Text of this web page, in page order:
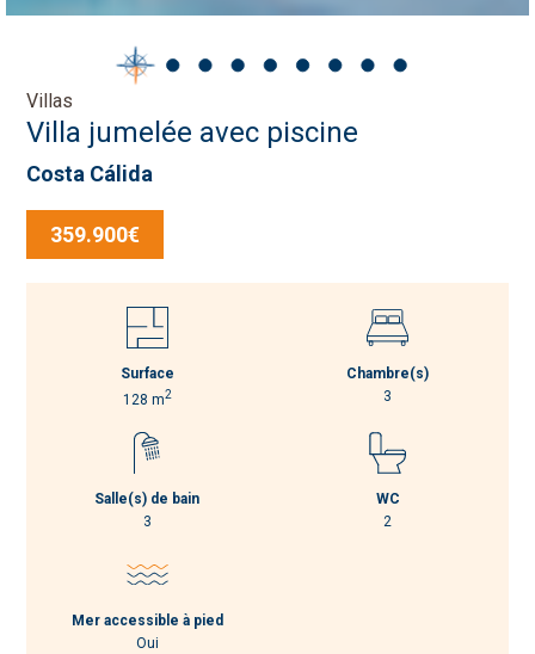
Villas
Villa jumelée avec piscine
Costa Cálida
359.900€
Surface
128 m2
Chambre(s)
3
Salle(s) de bain
3
WC
2
Mer accessible à pied
Oui